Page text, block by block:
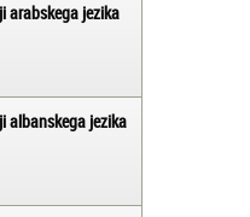
arabskega jezika
albanskega jezika